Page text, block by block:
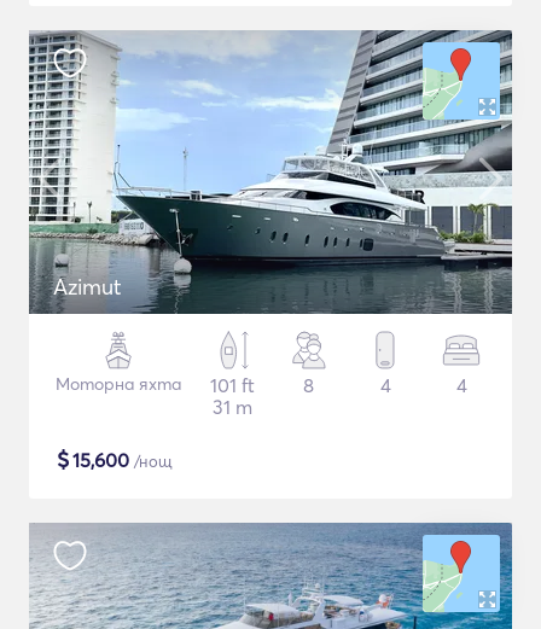
Azimut
Моторна яхта
101 ft
31 m
8 4 4
$15,600 /нощ